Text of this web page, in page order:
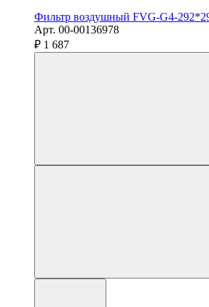
Фильтр воздушный FVG-G4-
Арт. 00-00136978
₽ 1 687